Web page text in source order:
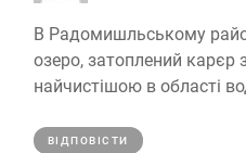
В Радомишльському
озеро, затоплений
найчистішою в області
ВІДПОВІCТИ